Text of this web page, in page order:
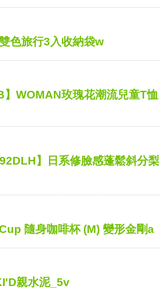
色旅行3入收納袋w
WOMAN玫瑰花潮流兒童T恤
】日系修臉感蓬鬆斜分梨
隨身咖啡杯 (M) 變形金剛a
親水泥_5v